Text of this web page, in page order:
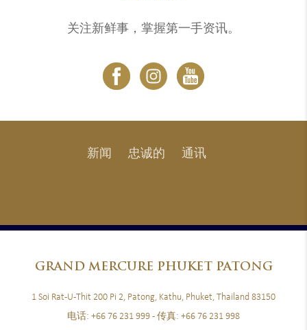
关注新鲜事，掌握第一手资讯。
新闻 忠诚的 通讯
GRANDMERCURE PHUKET PATONG
1 Soi Rat-U-Thit 200 Pi 2, Patong, Kathu, Phuket, Thailand 83150
电话: +66 76 231 999 - 传真: +66 76 231 998